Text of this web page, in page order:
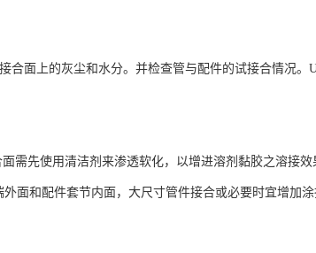
合面上的灰尘和水分。并检查管与配件的试接合情况。
需先使用清洁剂来渗透软化，以增进溶剂黏胶之溶接
面和配件套节内面，大尺寸管件接合或必要时宜增加